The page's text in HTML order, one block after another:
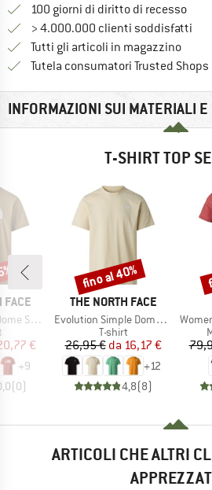
100 giorni di diritto di recessoVai
> 4.000.000 clienti soddisfatti
Tutti gli articoli in magazzino
Tutela consumatori Trusted Shops
INFORMAZIONI SUI MATERIALI
T-SHIRT TOP
FACE
Sleeve
di prodotti
ridotto
€
+9
(0)
MARCHIO
THE NORTH FACE
Articolo
Evolution Simple Dome Short Sleeve
Gruppo di prodotti
T-shirt
Prezzo
26,95 € Prezzo ridotto
da 16,17 €
+12
4,8(8)
Sconto
fino al 40%
Women's
ARTICOLI CHE ALTRI